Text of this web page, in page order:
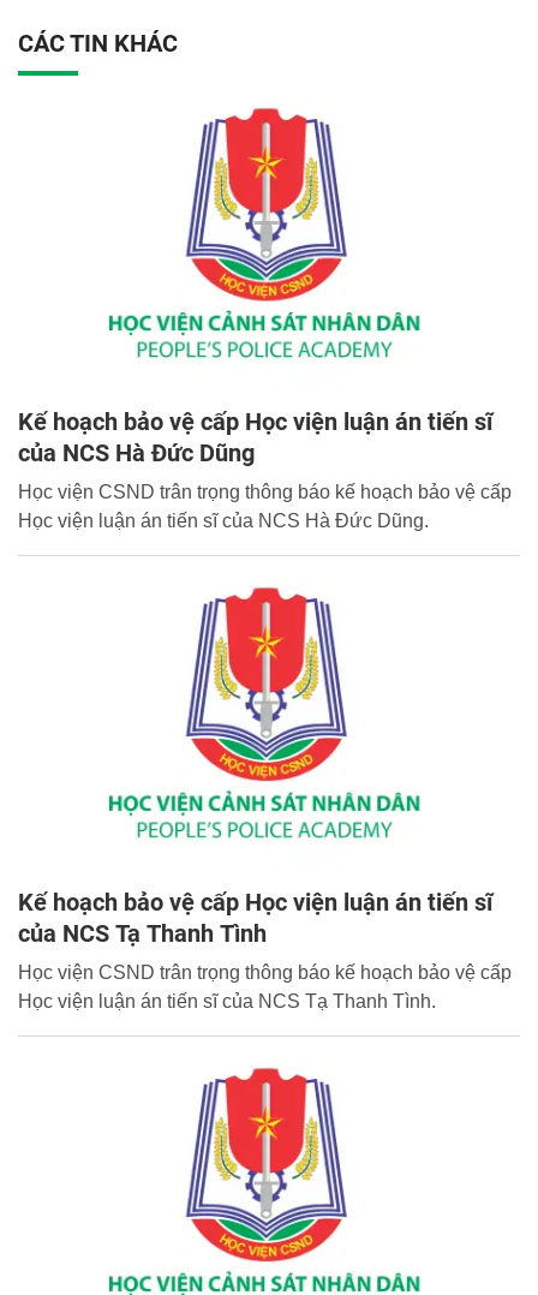
CÁC TIN KHÁC
Kế hoạch bảo vệ cấp Học viện luận án tiến sĩ
của NCS Hà Đức Dũng
Học viện CSND trân trọng thông báo kế hoạch bảo vệ cấp
Học viện luận án tiến sĩ của NCS Hà Đức Dũng.
Kế hoạch bảo vệ cấp Học viện luận án tiến sĩ
của NCS Tạ Thanh Tình
Học viện CSND trân trọng thông báo kế hoạch bảo vệ cấp
Học viện luận án tiến sĩ của NCS Tạ Thanh Tình.